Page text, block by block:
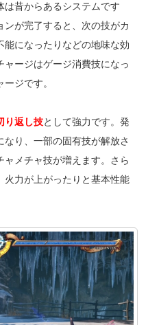
は昔からあるシステムです
が完了すると、次の技がカ
能になったりなどの地味な効
ージはゲージ消費技になっ
ジです。
り返し技として強力です。発
なり、一部の固有技が解放さ
メチャ技が増えます。さら
火力が上がったりと基本性能